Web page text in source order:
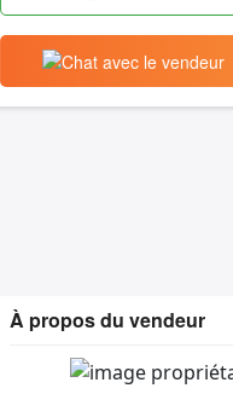
À propos du vendeur